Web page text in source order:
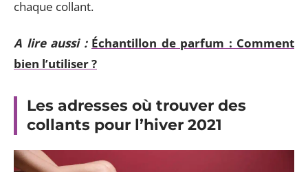
chaque collant.
A lire aussi : Échantillon de parfum : Comment
bien l’utiliser ?
Les adresses où trouver des
collants pour l’hiver 2021